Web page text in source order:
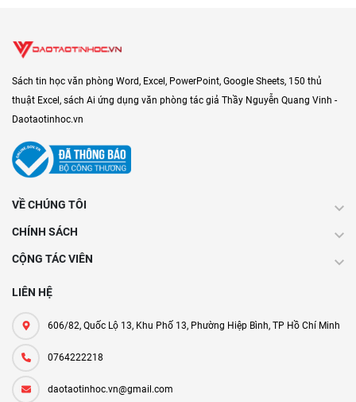
Sách tin học văn phòng Word, Excel, PowerPoint, Google Sheets, 150 thủ
thuật Excel, sách Ai ứng dụng văn phòng tác giả Thầy Nguyễn Quang Vinh -
Daotaotinhoc.vn
VỀ CHÚNG TÔI
CHÍNH SÁCH
CỘNG TÁC VIÊN
LIÊN HỆ
606/82, Quốc Lộ 13, Khu Phố 13, Phường Hiệp Bình, TP Hồ Chí Minh
0764222218
daotaotinhoc.vn@gmail.com